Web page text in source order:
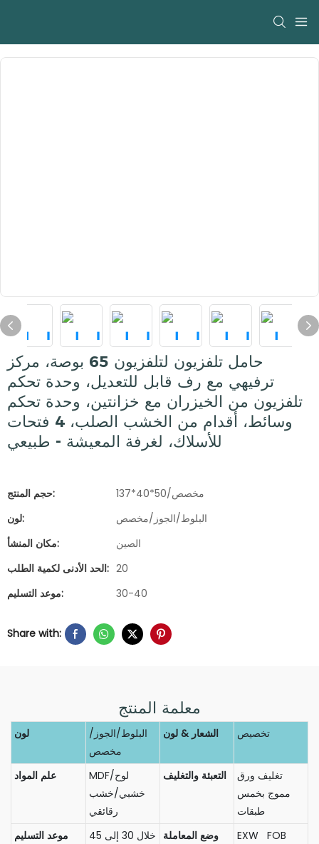
حامل تلفزيون لتلفزيون 65 بوصة، مركز
ترفيهي مع رف قابل للتعديل، وحدة تحكم
تلفزيون من الخيزران مع خزانتين، وحدة تحكم
وسائط، أقدام من الخشب الصلب، 4 فتحات
للأسلاك، لغرفة المعيشة - طبيعي
حجم المنتج:
137*40*50/مخصص
لون:
البلوط/الجوز/مخصص
مكان المنشأ:
الصين
الحد الأدنى لكمية الطلب: 20
موعد التسليم:
30-40
Share with:
معلمة المنتج
لون
البلوط/الجوز/
مخصص
الشعار & لون تخصيص
علم المواد
MDF/لوح
خشبي/خشب
رقائقي
التعبئة والتغليف
تغليف ورق
مموج بخمس
طبقات
موعد التسليم
خلال 30 إلى 45
وضع المعاملة
EXW FOB